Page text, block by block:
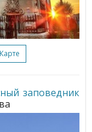
заповедник